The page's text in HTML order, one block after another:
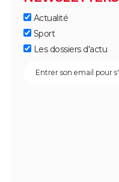
Actualité
Sport
Les dossiers d'actu